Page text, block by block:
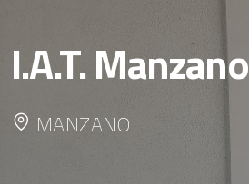
I.A.T. Manzano
MANZANO